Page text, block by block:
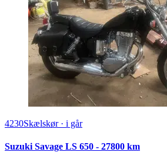
4230Skælskør· i går
Suzuki Savage LS 650 - 27800 km